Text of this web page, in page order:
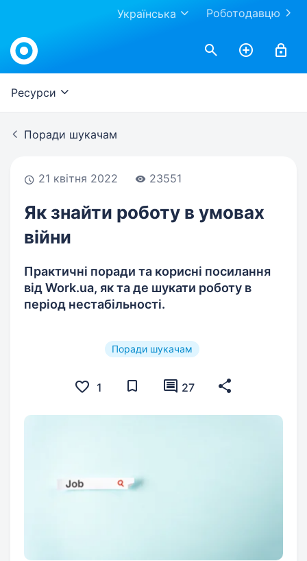
Роботодавцю
Українська
Work.ua
Ресурси
Поради шукачам
21 квітня 2022 23551
Як знайти роботу в умовах
війни
Практичні поради та корисні посилання
від Work.ua, як та де шукати роботу в
період нестабільності.
Поради шукачам
1 27